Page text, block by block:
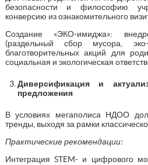
безопасности и философию
конверсию из ознакомительного
Создание «ЭКО-имиджа»:
(раздельный сбор мусора,
благотворительных акций для
социальная и экологическая
Диверсификация и
предложения
В условиях мегаполиса НДОО
тренды, выходя за рамки
Практические рекомендации:
Интеграция STEM- и цифрового